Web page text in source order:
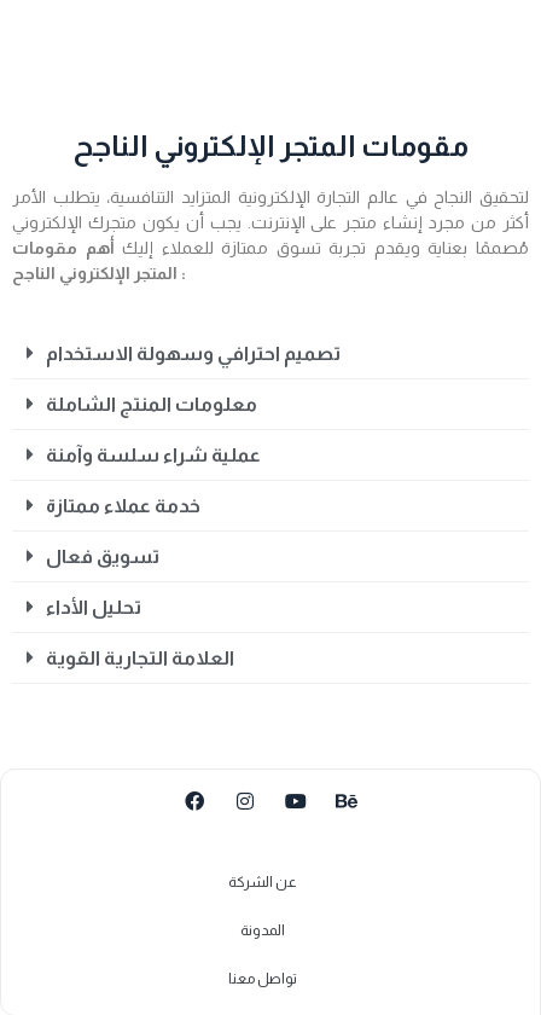
مقومات المتجر الإلكتروني الناجح
لتحقيق النجاح في عالم التجارة الإلكترونية المتزايد التنافسية، يتطلب الأمر
أكثر من مجرد إنشاء متجر على الإنترنت. يجب أن يكون متجرك الإلكتروني
مُصممًا بعناية ويقدم تجربة تسوق ممتازة للعملاء إليك أهم مقومات
المتجر الإلكتروني الناجح :
تصميم احترافي وسهولة الاستخدام
معلومات المنتج الشاملة
عملية شراء سلسة وآمنة
خدمة عملاء ممتازة
تسويق فعال
تحليل الأداء
العلامة التجارية القوية
عن الشركة
المدونة
تواصل معنا